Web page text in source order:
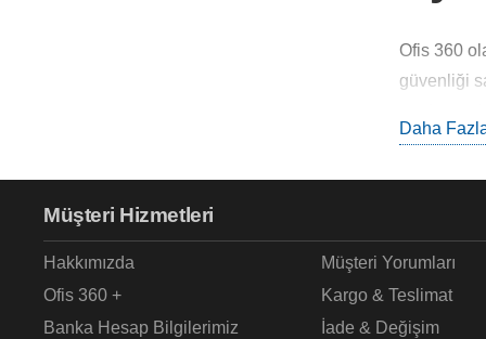
Ofis 360
güvenliği
Kaygan
merkezleri
Daha
Müşteri Hizmetleri
Hakkımızda
Ofis 360 +
Banka Hesap Bilgilerimiz
Müşteri Yorumları
Kargo & Teslimat
İade & Değişim